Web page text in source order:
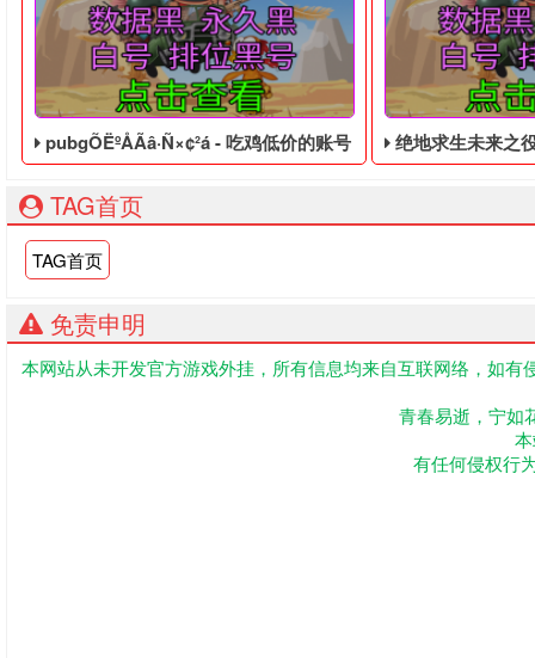
《绝地求生黑号》开发工作室发表了一个视频，根据7月份技
下面个大家介绍
pubgÕËºÅÃâ·Ñ×¢²á - 吃鸡低价的账号 绝地求生未来之役什么时
TAG首页
TAG首页
免责申明
本网站从未开发官方游戏外挂，所有信息均来自互联网络，如
青春易逝，宁如
有任何侵权行